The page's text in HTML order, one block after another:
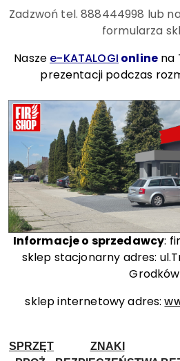
Zadzwoń tel. 888444998 lub
formularza
Nasze e-KATALOGI online na
prezentacji podczas
Informacje o sprzedawcy:
sklep stacjonarny adres:
Grodków
sklep internetowy adres:
SPRZĘT
ZNAKI